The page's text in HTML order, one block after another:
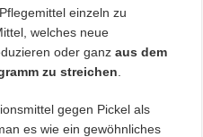
einzeln zu
welches neue
oder ganzaus dem
zu streichen
gegen Pickel als
es wie ein gewöhnliches